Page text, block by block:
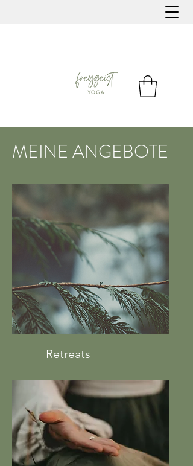
MEINE ANGEBOTE
Retreats